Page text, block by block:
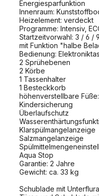
Energiesparfunktion
Innenraum:
Heizelement: verdeckt
Programme: Intensiv,
Startzeitvorwahl: 3 / 6 /
mit Funktion "halbe
Bedienung:
2 Sprühebenen
2 Körbe
1 Tassenhalter
1 Besteckkorb
höhenverstellbare
Kindersicherung
Überlaufschutz
Klarspülmangelanzeige
Salzmangelanzeige
Aqua Stop
Garantie: 2 Jahre
Gewicht: ca. 33 kg
Schublade mit